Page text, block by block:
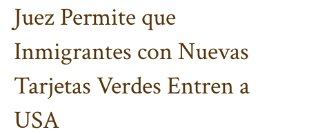
Juez Permite que
Inmigrantes con Nuevas
Tarjetas Verdes Entren a
USA